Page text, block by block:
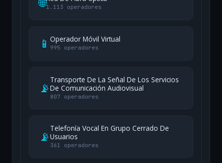
1.113 operadores
📱 Operador Móvil Virtual
995 operadores
📡
Transporte De La Señal De Los Servicios
De Comunicación Audiovisual
807 operadores
📡
Telefonía Vocal En Grupo Cerrado De
Usuarios
361 operadores